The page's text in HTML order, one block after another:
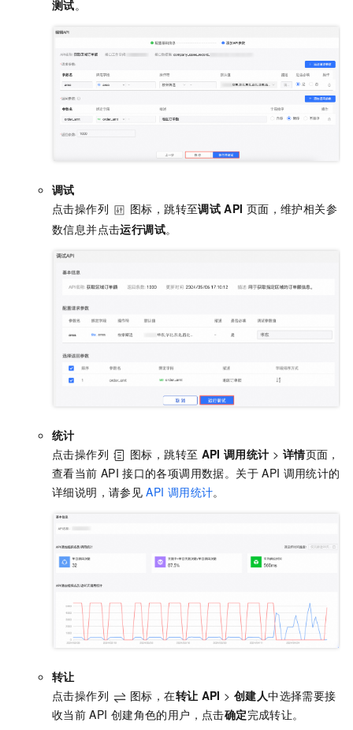
测试。
调试
点击操作列
图标，跳转至调试 API 页面，维护相关参
数信息并点击运行调试。
统计
点击操作列
图标，跳转至 API 调用统计 > 详情页面，
查看当前 API 接口的各项调用数据。关于 API 调用统计的
详细说明，请参见 API 调用统计。
转让
点击操作列
图标，在转让 API >创建人中选择需要接
收当前 API 创建角色的用户，点击确定完成转让。